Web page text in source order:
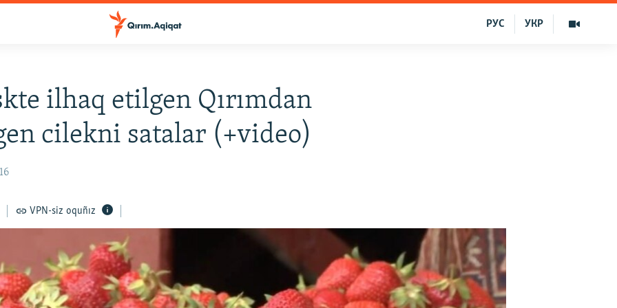
УКР
РУС
ilhaq etilgen Qırımdan
cilekni satalar (+video)
VPN-siz oquñız